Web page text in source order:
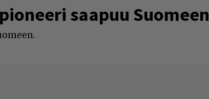
saapuu Suomeen